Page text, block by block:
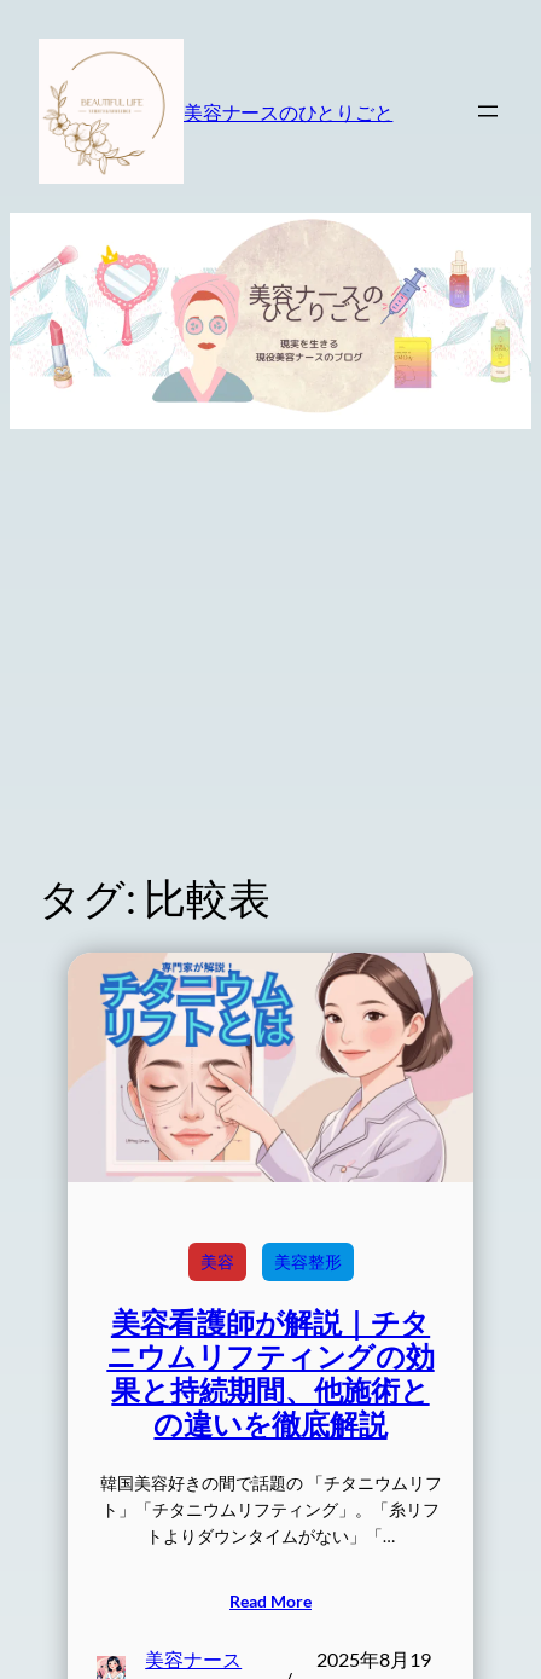
美容ナースのひとりごと
タグ: 比較表
美容 美容整形
美容看護師が解説｜チタ
ニウムリフティングの効
果と持続期間、他施術と
の違いを徹底解説
韓国美容好きの間で話題の 「チタニウムリフ
ト」「チタニウムリフティング」。「糸リフ
トよりダウンタイムがない」「…
Read More
美容ナース
2025年8月19